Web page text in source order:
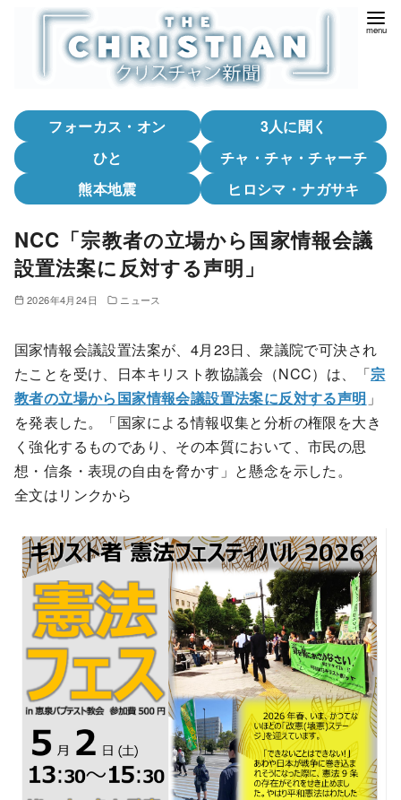
フォーカス・オン
3人に聞く
ひと
チャ・チャ・チャーチ
熊本地震
ヒロシマ・ナガサキ
NCC「宗教者の立場から国家情報会議
設置法案に反対する声明」
2026年4月24日 ニュース
国家情報会議設置法案が、4月23日、衆議院で可決され
たことを受け、日本キリスト教協議会（NCC）は、「宗
教者の立場から国家情報会議設置法案に反対する声明 」
を発表した。「国家による情報収集と分析の権限を大き
く強化するものであり、その本質において、市民の思
想・信条・表現の自由を脅かす」と懸念を示した。
全文はリンクから